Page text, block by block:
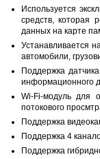
Используется
средств, которая
данных на карте
Устанавливается
автомобили,
Поддержка
информационного
Wi-Fi-модуль для
потокового
Поддержка
Поддержка 4
Поддержка